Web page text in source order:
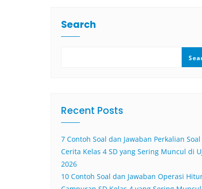
Search
Recent Posts
7 Contoh Soal dan Jawaban Perkalian Soal
Cerita Kelas 4 SD yang Sering Muncul di
2026
10 Contoh Soal dan Jawaban Operasi